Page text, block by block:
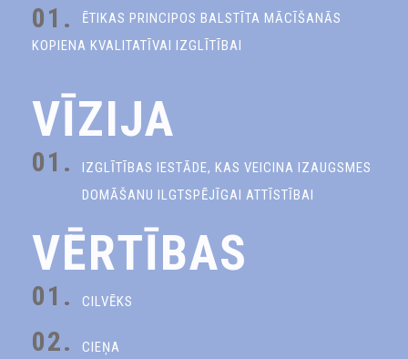
01.
ĒTIKAS PRINCIPOS BALSTĪTA MĀCĪŠANĀS
KOPIENA KVALITATĪVAI IZGLĪTĪBAI
VĪZIJA
01.
IZGLĪTĪBAS IESTĀDE, KAS VEICINA IZAUGSMES
DOMĀŠANU ILGTSPĒJĪGAI ATTĪSTĪBAI
VĒRTĪBAS
01. CILVĒKS
02. CIEŅA